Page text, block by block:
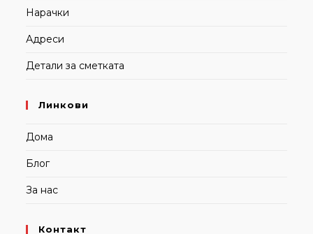
Нарачки
Адреси
Детали за сметката
Линкови
Дома
Блог
За нас
Контакт